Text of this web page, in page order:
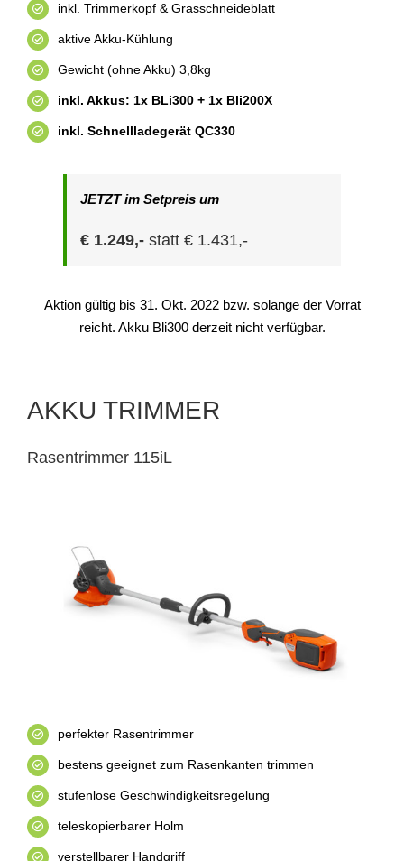
inkl. Trimmerkopf & Grasschneideblatt
aktive Akku-Kühlung
Gewicht (ohne Akku) 3,8kg
inkl. Akkus: 1x BLi300 + 1x Bli200X
inkl. Schnellladegerät QC330
JETZT im Setpreis um
€ 1.249,- statt € 1.431,-
Aktion gültig bis 31. Okt. 2022 bzw. solange der Vorrat
reicht. Akku Bli300 derzeit nicht verfügbar.
AKKU TRIMMER
Rasentrimmer 115iL
perfekter Rasentrimmer
bestens geeignet zum Rasenkanten trimmen
stufenlose Geschwindigkeitsregelung
teleskopierbarer Holm
verstellbarer Handgriff